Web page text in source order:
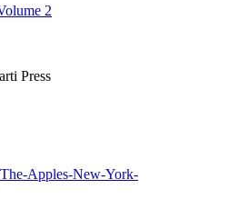
2
Press
Apples-New-York-